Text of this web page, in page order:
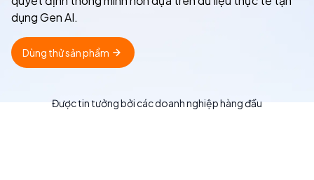
dụng Gen AI.
Dùng thử sản phẩm
Được tin tưởng bởi các doanh nghiệp hàng đầu